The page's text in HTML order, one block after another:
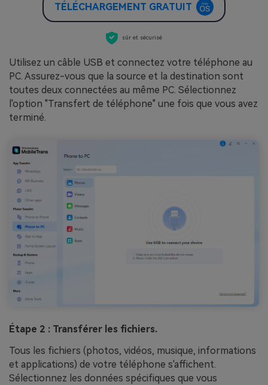
TÉLÉCHARGEMENT GRATUIT
sûr et sécurisé
Utilisez un câble USB et connectez votre téléphone au
PC. Assurez-vous que la source et la destination sont
toutes deux connectées au même PC. Sélectionnez
l'option "Transfert de téléphone" une fois que vous avez
terminé.
Étape 2 : Transférer les fichiers.
Tous les fichiers (photos, vidéos, musique, informations
et applications) de votre téléphone s'affichent.
Sélectionnez les données spécifiques que vous